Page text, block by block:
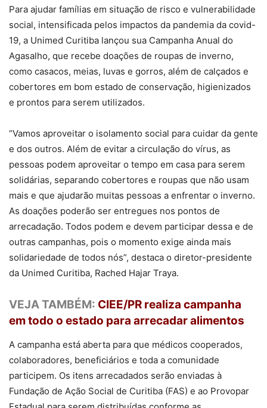
Para ajudar famílias em situação de risco e vulnerabilidade
social, intensificada pelos impactos da pandemia da covid-
19, a Unimed Curitiba lançou sua Campanha Anual do
Agasalho, que recebe doações de roupas de inverno,
como casacos, meias, luvas e gorros, além de calçados e
cobertores em bom estado de conservação, higienizados
e prontos para serem utilizados.
“Vamos aproveitar o isolamento social para cuidar da gente
e dos outros. Além de evitar a circulação do vírus, as
pessoas podem aproveitar o tempo em casa para serem
solidárias, separando cobertores e roupas que não usam
mais e que ajudarão muitas pessoas a enfrentar o inverno.
As doações poderão ser entregues nos pontos de
arrecadação. Todos podem e devem participar dessa e de
outras campanhas, pois o momento exige ainda mais
solidariedade de todos nós”, destaca o diretor-presidente
da Unimed Curitiba, Rached Hajar Traya.
VEJA TAMBÉM: CIEE/PR realiza campanha
em todo o estado para arrecadar alimentos
A campanha está aberta para que médicos cooperados,
colaboradores, beneficiários e toda a comunidade
participem. Os itens arrecadados serão enviadas à
Fundação de Ação Social de Curitiba (FAS) e ao Provopar